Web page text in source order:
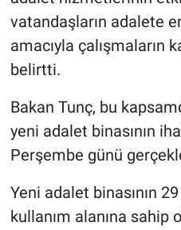
vatandaşların adalete
amacıyla çalışmaların
belirtti.
Bakan Tunç, bu
yeni adalet binasının
Perşembe günü
Yeni adalet binasının
kullanım alanına sahip